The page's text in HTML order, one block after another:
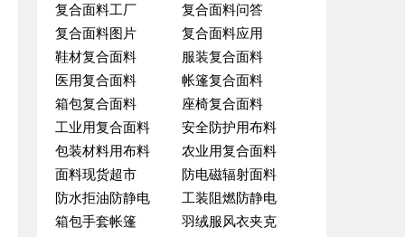
复合面料工厂
复合面料问答
复合面料图片
复合面料应用
鞋材复合面料
服装复合面料
医用复合面料
帐篷复合面料
箱包复合面料
座椅复合面料
工业用复合面料
安全防护用布料
包装材料用布料
农业用复合面料
面料现货超市
防电磁辐射面料
防水拒油防静电
工装阻燃防静电
箱包手套帐篷
羽绒服风衣夹克